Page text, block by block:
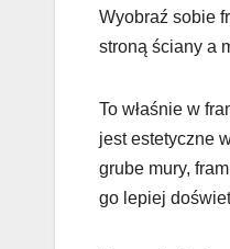
Wyobraź sobie
stroną ściany a
To właśnie w
jest estetyczne
grube mury,
go lepiej